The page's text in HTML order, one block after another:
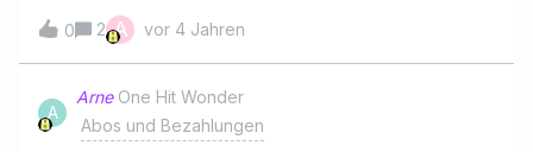
kostenloses 3 Monate Deezer Family Abo - kann ich das
umändern? Wenn ich das versuche, sieht es so aus, als
würden mir bei diesem “Upgrade” sofort 14,99 Euro
abgebucht. Vielen Dank für die Hilfe.
0 2 A vor 4 Jahren
A
Arne One Hit Wonder
Abos und Bezahlungen